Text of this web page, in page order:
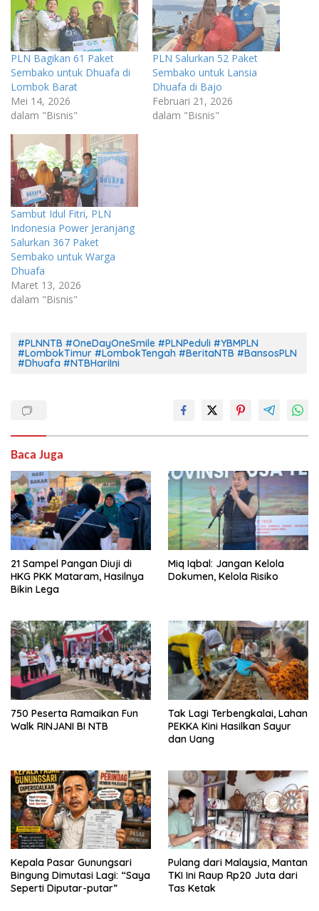
PLN Bagikan 61 Paket
Sembako untuk Dhuafa di
Lombok Barat
Mei 14, 2026
dalam "Bisnis"
PLN Salurkan 52 Paket
Sembako untuk Lansia
Dhuafa di Bajo
Februari 21, 2026
dalam "Bisnis"
Sambut Idul Fitri, PLN
Indonesia Power Jeranjang
Salurkan 367 Paket
Sembako untuk Warga
Dhuafa
Maret 13, 2026
dalam "Bisnis"
#PLNNTB #OneDayOneSmile #PLNPeduli #YBMPLN
#LombokTimur #LombokTengah #BeritaNTB #BansosPLN
#Dhuafa #NTBHariIni
Baca Juga
21 Sampel Pangan Diuji di
HKG PKK Mataram, Hasilnya
Bikin Lega
Miq Iqbal: Jangan Kelola
Dokumen, Kelola Risiko
750 Peserta Ramaikan Fun
Walk RINJANI BI NTB
Tak Lagi Terbengkalai, Lahan
PEKKA Kini Hasilkan Sayur
dan Uang
Kepala Pasar Gunungsari
Bingung Dimutasi Lagi: “Saya
Seperti Diputar-putar”
Pulang dari Malaysia, Mantan
TKI Ini Raup Rp20 Juta dari
Tas Ketak